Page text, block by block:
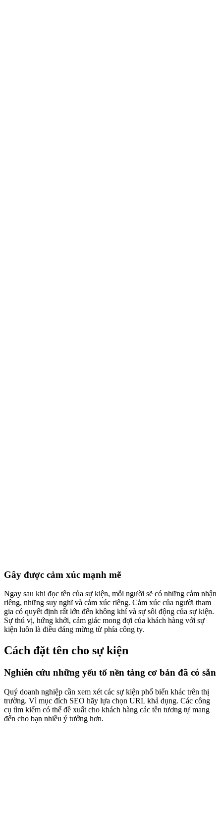
Gây được cảm xúc mạnh mẽ
Ngay sau khi đọc tên của sự kiện, mỗi người sẽ có những cảm nhận
riêng, những suy nghĩ và cảm xúc riêng. Cảm xúc của người tham
gia có quyết định rất lớn đến không khí và sự sôi động của sự kiện.
Sự thú vị, hứng khởi, cảm giác mong đợi của khách hàng với sự
kiện luôn là điều đáng mừng từ phía công ty.
Cách đặt tên cho sự kiện
Nghiên cứu những yếu tố nền tảng cơ bản đã có sẵn
Quý doanh nghiệp cần xem xét các sự kiện phổ biến khác trên thị
trường. Vì mục đích SEO hãy lựa chọn URL khả dụng. Các công
cụ tìm kiếm có thể đề xuất cho khách hàng các tên tương tự mang
đến cho bạn nhiều ý tưởng hơn.